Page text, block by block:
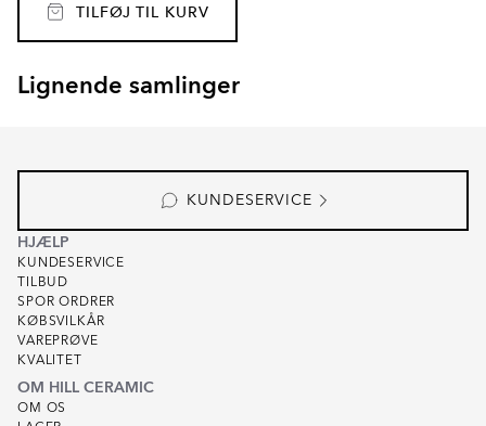
TILFØJ TIL KURV
Lignende samlinger
GARDEN STONE
KUNDESERVICE
HJÆLP
KUNDESERVICE
TILBUD
SPOR ORDRER
KØBSVILKÅR
VAREPRØVE
KVALITET
OM HILL CERAMIC
OM OS